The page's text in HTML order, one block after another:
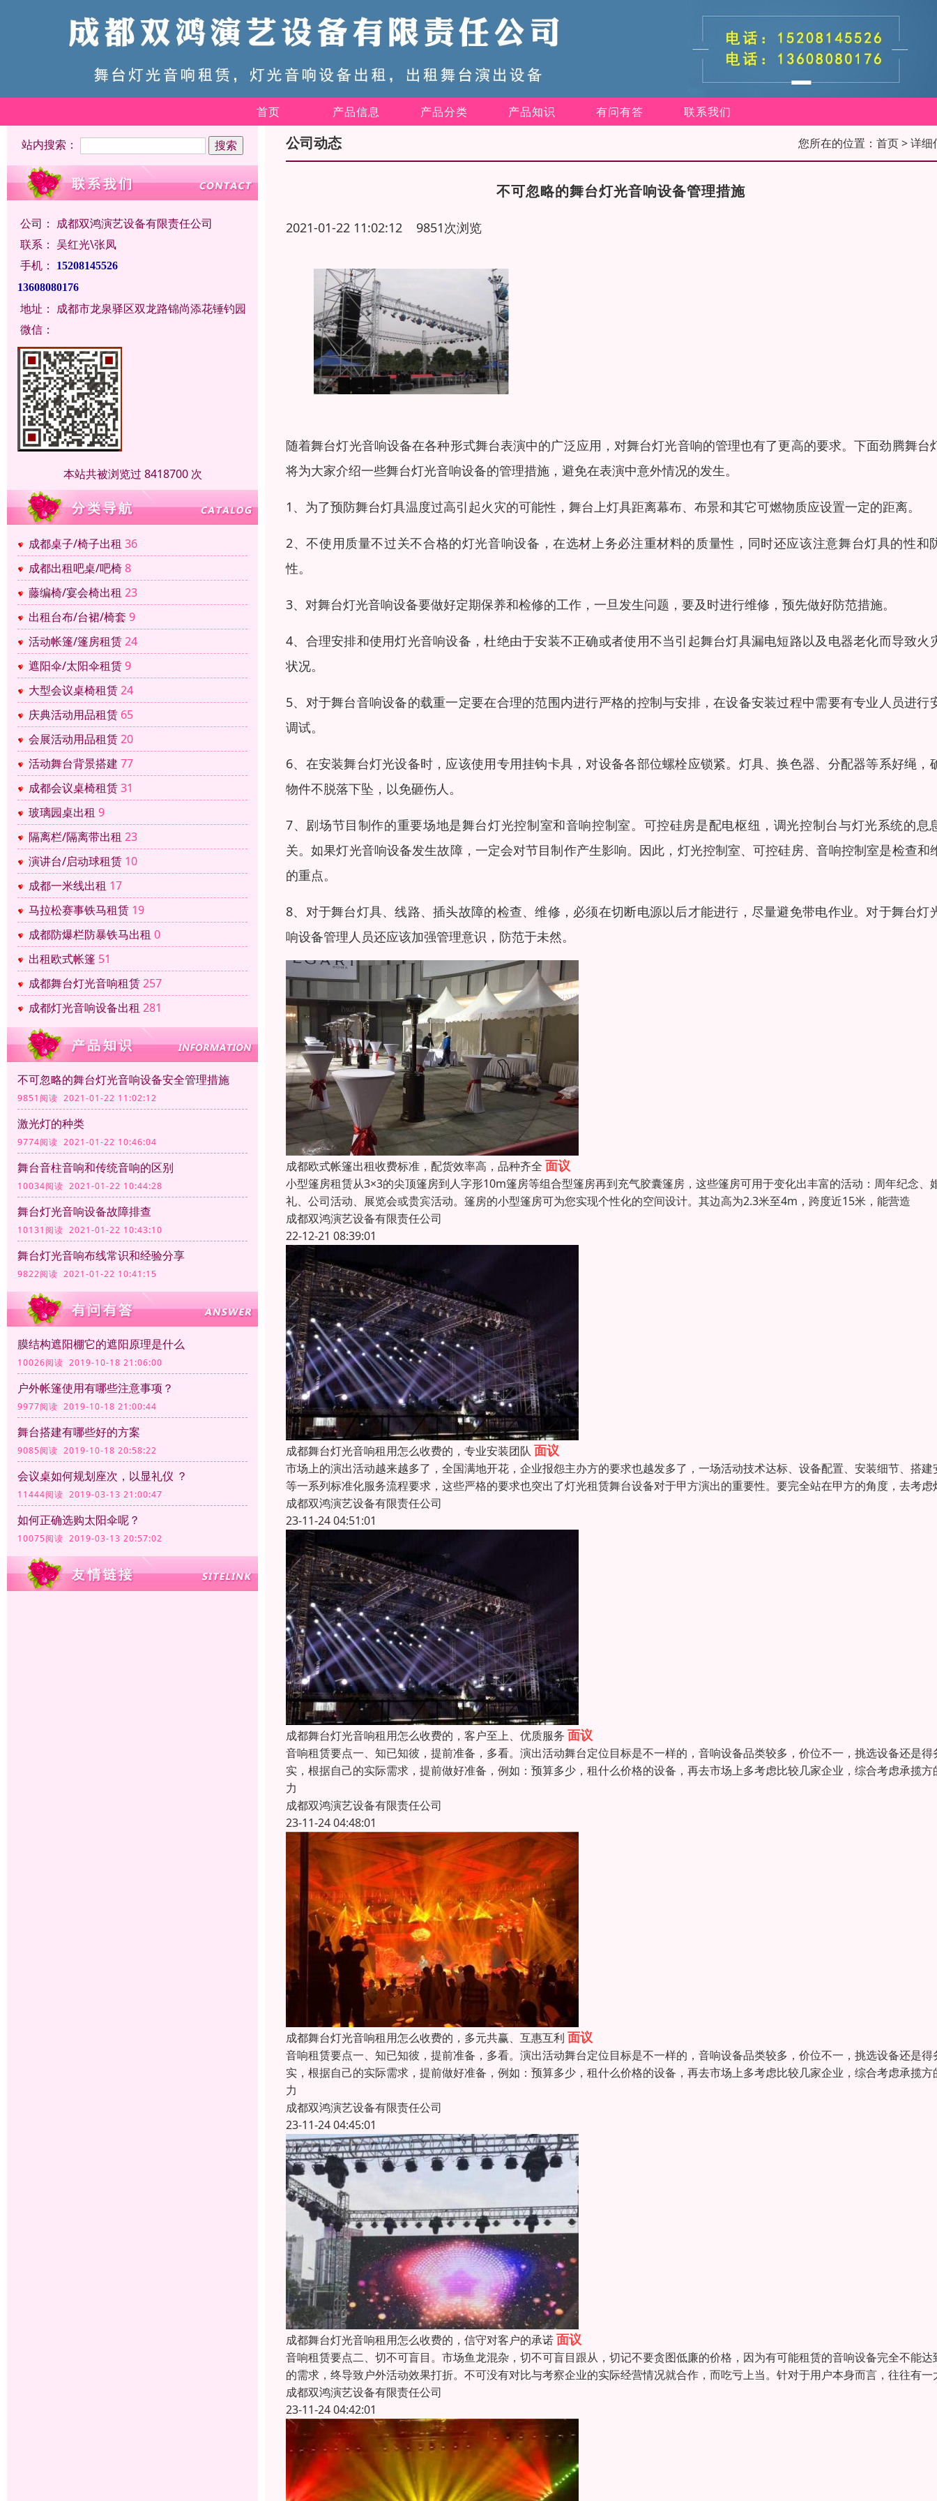
首页 产品信息 产品分类 产品知识 有问有答 联系我们
站内搜索：
公司： 成都双鸿演艺设备有限责任公司
联系： 吴红光\张凤
手机：
15208145526
13608080176
地址： 成都市龙泉驿区双龙路锦尚添花锤钓园
微信：
本站共被浏览过 8418700 次
成都桌子/椅子出租 36
成都出租吧桌/吧椅8
藤编椅/宴会椅出租 23
出租台布/台裙/椅套 9
活动帐篷/篷房租赁24
遮阳伞/太阳伞租赁9
大型会议桌椅租赁24
庆典活动用品租赁 65
会展活动用品租赁20
活动舞台背景搭建 77
成都会议桌椅租赁31
玻璃园桌出租 9
隔离栏/隔离带出租 23
演讲台/启动球租赁 10
成都一米线出租 17
马拉松赛事铁马租赁 19
成都防爆栏防暴铁马出租 0
出租欧式帐篷 51
成都舞台灯光音响租赁257
成都灯光音响设备出租 281
不可忽略的舞台灯光音响设备安全管理措施
9851阅读 2021-01-22 11:02:12
激光灯的种类
9774阅读 2021-01-22 10:46:04
舞台音柱音响和传统音响的区别
10034阅读 2021-01-22 10:44:28
舞台灯光音响设备故障排查
10131阅读 2021-01-22 10:43:10
舞台灯光音响布线常识和经验分享
9822阅读 2021-01-22 10:41:15
膜结构遮阳棚它的遮阳原理是什么
10026阅读 2019-10-18 21:06:00
户外帐篷使用有哪些注意事项？
9977阅读 2019-10-18 21:00:44
舞台搭建有哪些好的方案
9085阅读 2019-10-18 20:58:22
会议桌如何规划座次，以显礼仪 ？
11444阅读 2019-03-13 21:00:47
如何正确选购太阳伞呢？
10075阅读 2019-03-13 20:57:02
公司动态 您所在的位置： 首页> 详细
不可忽略的舞台灯光音响设备管理措施
2021-01-22 11:02:12 9851次浏览
随着舞台灯光音响设备在各种形式舞台表演中的广泛应用，对舞台灯光音响的管理也有了更高的要求。下面劲腾舞台
将为大家介绍一些舞台灯光音响设备的管理措施，避免在表演中意外情况的发生。
1、为了预防舞台灯具温度过高引起火灾的可能性，舞台上灯具距离幕布、布景和其它可燃物质应设置一定的距离。
2、不使用质量不过关不合格的灯光音响设备，在选材上务必注重材料的质量性，同时还应该注意舞台灯具的性和
性。
3、对舞台灯光音响设备要做好定期保养和检修的工作，一旦发生问题，要及时进行维修，预先做好防范措施。
4、合理安排和使用灯光音响设备，杜绝由于安装不正确或者使用不当引起舞台灯具漏电短路以及电器老化而导致火
状况。
5、对于舞台音响设备的载重一定要在合理的范围内进行严格的控制与安排，在设备安装过程中需要有专业人员进行
调试。
6、在安装舞台灯光设备时，应该使用专用挂钩卡具，对设备各部位螺栓应锁紧。灯具、换色器、分配器等系好绳，
物件不脱落下坠，以免砸伤人。
7、剧场节目制作的重要场地是舞台灯光控制室和音响控制室。可控硅房是配电枢纽，调光控制台与灯光系统的息
关。如果灯光音响设备发生故障，一定会对节目制作产生影响。因此，灯光控制室、可控硅房、音响控制室是检查和
的重点。
8、对于舞台灯具、线路、插头故障的检查、维修，必须在切断电源以后才能进行，尽量避免带电作业。对于舞台灯
响设备管理人员还应该加强管理意识，防范于未然。
成都欧式帐篷出租收费标准，配货效率高，品种齐全 面议
小型篷房租赁从3×3的尖顶篷房到人字形10m篷房等组合型篷房再到充气胶囊篷房，这些篷房可用于变化出丰富的活动：周年纪念、
礼、公司活动、展览会或贵宾活动。篷房的小型篷房可为您实现个性化的空间设计。其边高为2.3米至4m，跨度近15米，能营造
成都双鸿演艺设备有限责任公司
22-12-21 08:39:01
成都舞台灯光音响租用怎么收费的，专业安装团队 面议
市场上的演出活动越来越多了，全国满地开花，企业报怨主办方的要求也越发多了，一场活动技术达标、设备配置、安装细节、搭建
等一系列标准化服务流程要求，这些严格的要求也突出了灯光租赁舞台设备对于甲方演出的重要性。要完全站在甲方的角度，去考虑
成都双鸿演艺设备有限责任公司
23-11-24 04:51:01
成都舞台灯光音响租用怎么收费的，客户至上、优质服务 面议
音响租赁要点一、知已知彼，提前准备，多看。演出活动舞台定位目标是不一样的，音响设备品类较多，价位不一，挑选设备还是得
实，根据自己的实际需求，提前做好准备，例如：预算多少，租什么价格的设备，再去市场上多考虑比较几家企业，综合考虑承揽方
力
成都双鸿演艺设备有限责任公司
23-11-24 04:48:01
成都舞台灯光音响租用怎么收费的，多元共赢、互惠互利 面议
音响租赁要点一、知已知彼，提前准备，多看。演出活动舞台定位目标是不一样的，音响设备品类较多，价位不一，挑选设备还是得
实，根据自己的实际需求，提前做好准备，例如：预算多少，租什么价格的设备，再去市场上多考虑比较几家企业，综合考虑承揽方
力
成都双鸿演艺设备有限责任公司
23-11-24 04:45:01
成都舞台灯光音响租用怎么收费的，信守对客户的承诺面议
音响租赁要点二、切不可盲目。市场鱼龙混杂，切不可盲目跟从，切记不要贪图低廉的价格，因为有可能租赁的音响设备完全不能达
的需求，终导致户外活动效果打折。不可没有对比与考察企业的实际经营情况就合作，而吃亏上当。针对于用户本身而言，往往有一
成都双鸿演艺设备有限责任公司
23-11-24 04:42:01